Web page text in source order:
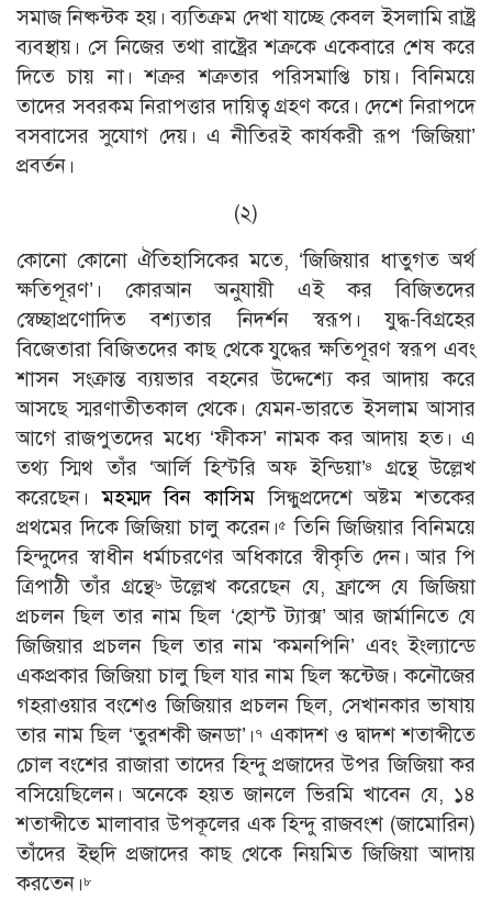
সমাজ নিষ্কন্টক হয়। ব্যতিক্রম দেখা যাচ্ছে কেবল ইসলামি রাষ্ট্র
ব্যবস্থায়। সে নিজের তথা রাষ্ট্রের শত্রুকে একেবারে শেষ করে
দিতে চায় না। শত্রুর শত্রুতার পরিসমাপ্তি চায়। বিনিময়ে
তাদের সবরকম নিরাপত্তার দায়িত্ব গ্রহণ করে। দেশে নিরাপদে
বসবাসের সুযােগ দেয়। এ নীতিরই কার্যকরী রূপ ‘জিজিয়া’
প্রবর্তন।
(২)
কোনাে কোনাে ঐতিহাসিকের মতে, ‘জিজিয়ার ধাতুগত অর্থ
ক্ষতিপূরণ’। কোরআন অনুযায়ী এই কর বিজিতদের
স্বেচ্ছাপ্রণােদিত বশ্যতার নিদর্শন স্বরূপ। যুদ্ধ-বিগ্রহের
বিজেতারা বিজিতদের কাছ থেকে যুদ্ধের ক্ষতিপূরণ স্বরূপ এবং
শাসন সংক্রান্ত ব্যয়ভার বহনের উদ্দেশ্যে কর আদায় করে
আসছে স্মরণাতীতকাল থেকে। যেমন-ভারতে ইসলাম আসার
আগে রাজপুতদের মধ্যে ‘ফীকস’ নামক কর আদায় হত। এ
তথ্য স্মিথ তাঁর ‘আর্লি হিস্টরি অফ ইন্ডিয়া’৪
গ্রন্থে উল্লেখ
করেছেন।মহম্মদ বিন কাসিম সিন্ধুপ্রদেশে অষ্টম শতকের
প্রথমের দিকে জিজিয়া চালু করেন।৫ তিনি জিজিয়ার বিনিময়ে
হিন্দুদের স্বাধীন ধর্মাচরণের অধিকারে স্বীকৃতি দেন। আর পি
ত্রিপাঠী তাঁর গ্রন্থে৬উল্লেখ করেছেন যে, ফ্রান্সে যে জিজিয়া
প্রচলন ছিল তার নাম ছিল ‘হােস্ট ট্যাক্স’ আর জার্মানিতে যে
জিজিয়ার প্রচলন ছিল তার নাম ‘কমনপিনি’ এবং ইংল্যান্ডে
একপ্রকার জিজিয়া চালু ছিল যার নাম ছিল স্কন্টেজ। কনৌজের
গহরাওয়ার বংশেও জিজিয়ার প্রচলন ছিল, সেখানকার ভাষায়
তার নাম ছিল ‘তুরশকী জনডা’। ৭ একাদশ ও দ্বাদশ শতাব্দীতে
চোল বংশের রাজারা তাদের হিন্দু প্রজাদের উপর জিজিয়া কর
বসিয়েছিলেন। অনেকে হয়ত জানলে ভিরমি খাবেন যে, ১৪
শতাব্দীতে মালাবার উপকূলের এক হিন্দু রাজবংশ (জামােরিন)
তাঁদের ইহুদি প্রজাদের কাছ থেকে নিয়মিত জিজিয়া আদায়
করতেন।৮